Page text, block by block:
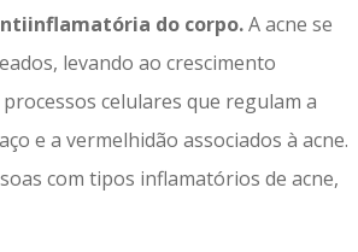
do corpo.A acne se
levando ao crescimento
celulares que regulam a
e a vermelhidão associados à acne.
com tipos inflamatórios de acne,